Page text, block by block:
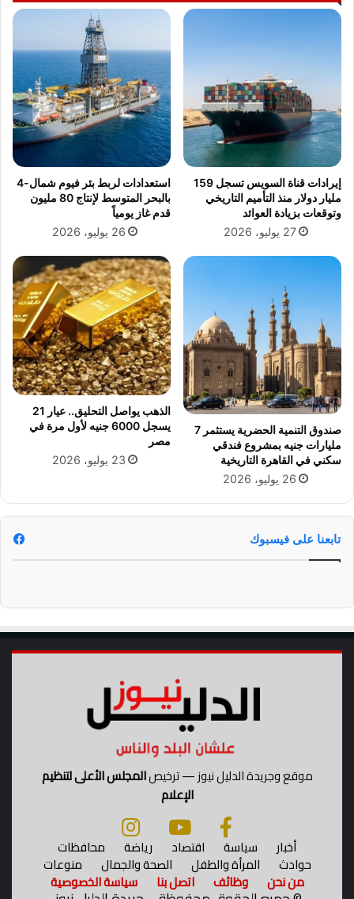
إيرادات قناة السويس تسجل 159
مليار دولار منذ التأميم التاريخي
وتوقعات بزيادة العوائد
27 يوليو، 2026
استعدادات لربط بئر فيوم شمال-4
بالبحر المتوسط لإنتاج 80 مليون
قدم غاز يومياً
26 يوليو، 2026
صندوق التنمية الحضرية يستثمر 7
مليارات جنيه بمشروع فندقي
سكني في القاهرة التاريخية
26 يوليو، 2026
الذهب يواصل التحليق.. عيار 21
يسجل 6000 جنيه لأول مرة في
مصر
23 يوليو، 2026
تابعنا على فيسبوك
موقع وجريدة الدليل نيوز — ترخيصالمجلس الأعلى لتنظيم
الإعلام
أخبار سياسة اقتصاد رياضة محافظات
حوادث المرأة والطفل الصحة والجمال منوعات
من نحن وظائف اتصل بنا سياسة الخصوصية